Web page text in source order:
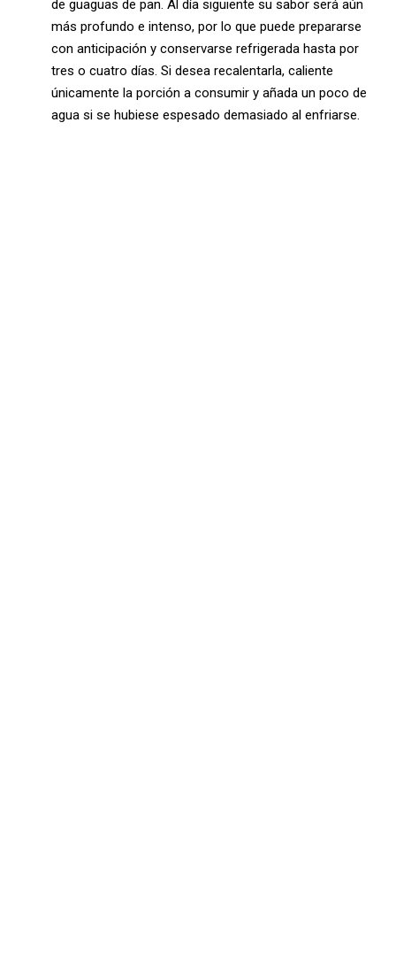
de guaguas de pan. Al día siguiente su sabor será aún
más profundo e intenso, por lo que puede prepararse
con anticipación y conservarse refrigerada hasta por
tres o cuatro días. Si desea recalentarla, caliente
únicamente la porción a consumir y añada un poco de
agua si se hubiese espesado demasiado al enfriarse.